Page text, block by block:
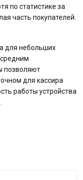
по статистике за
часть покупателей.
для небольших
позволяют
для кассира
работы устройства